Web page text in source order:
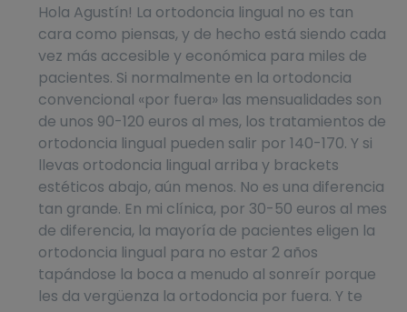
Hola Agustín! La ortodoncia lingual no es tan
cara como piensas, y de hecho está siendo cada
vez más accesible y económica para miles de
pacientes. Si normalmente en la ortodoncia
convencional «por fuera» las mensualidades son
de unos 90-120 euros al mes, los tratamientos de
ortodoncia lingual pueden salir por 140-170. Y si
llevas ortodoncia lingual arriba y brackets
estéticos abajo, aún menos. No es una diferencia
tan grande. En mi clínica, por 30-50 euros al mes
de diferencia, la mayoría de pacientes eligen la
ortodoncia lingual para no estar 2 años
tapándose la boca a menudo al sonreír porque
les da vergüenza la ortodoncia por fuera. Y te